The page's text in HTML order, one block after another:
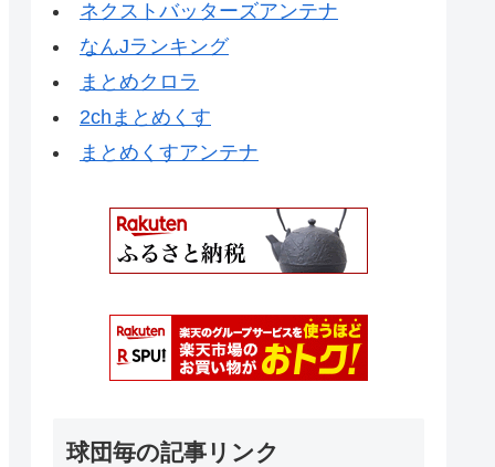
ネクストバッターズアンテナ
なんJランキング
まとめクロラ
2chまとめくす
まとめくすアンテナ
球団毎の記事リンク